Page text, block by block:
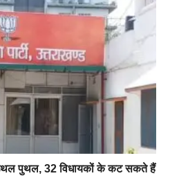
पुथल, 32 विधायकों के कट सकते हैं